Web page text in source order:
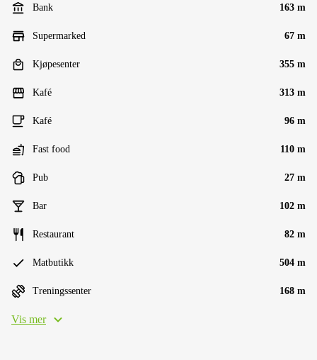
Bank 163 m
Supermarked 67 m
Kjøpesenter 355 m
Kafé 313 m
Kafé 96 m
Fast food 110 m
Pub 27 m
Bar 102 m
Restaurant 82 m
Matbutikk 504 m
Treningssenter 168 m
Vis mer